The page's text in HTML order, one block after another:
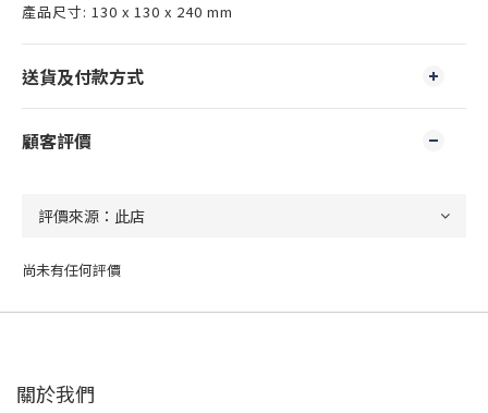
產品尺寸: 130 x 130 x 240 mm
送貨及付款方式
顧客評價
尚未有任何評價
關於我們